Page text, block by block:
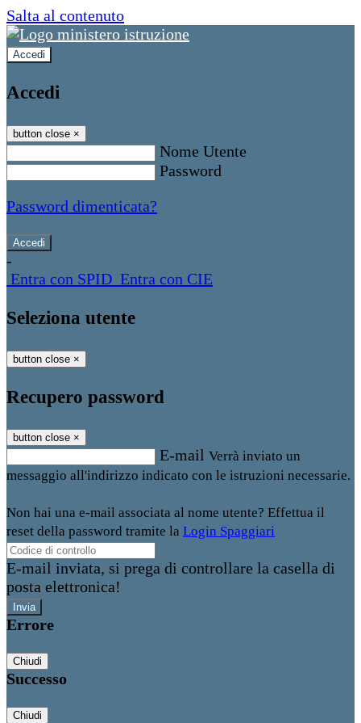
Salta al contenuto
Accedi
Accedi
button close ×
Nome Utente
Password
Password dimenticata?
-
Entra con SPID Entra con CIE
Seleziona utente
button close ×
Recupero password
button close ×
E-mail Verrà inviato un
messaggio all'indirizzo indicato con le istruzioni necessarie.
Non hai una e-mail associata al nome utente? Effettua il
reset della password tramite la Login Spaggiari
E-mail inviata, si prega di controllare la casella di
posta elettronica!
Errore
Chiudi
Successo
Chiudi